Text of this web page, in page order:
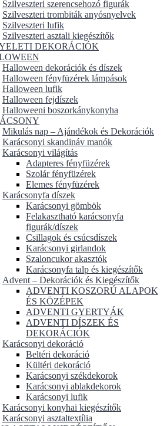
Szilveszteri szerencsehozó figurák
Szilveszteri trombiták anyósnyelvek
Szilveszteri lufik
Szilveszteri asztali kiegészítők
DEKORÁCIÓK
Halloween dekorációk és díszek
Halloween fényfüzérek lámpások
Halloween lufik
Halloween fejdíszek
Halloweeni boszorkánykonyha
Mikulás nap – Ajándékok és Dekorációk
Karácsonyi skandináv manók
Karácsonyi világítás
Adapteres fényfüzérek
Szolár fényfüzérek
Elemes fényfüzérek
Karácsonyfa díszek
Karácsonyi gömbök
Felakasztható karácsonyfa
figurák/díszek
Csillagok és csúcsdíszek
Karácsonyi girlandok
Szaloncukor akasztók
Karácsonyfa talp és kiegészítők
Advent – Dekorációk és Kiegészítők
ADVENTI KOSZORÚ ALAPOK
ÉS KÖZÉPEK
ADVENTI GYERTYÁK
ADVENTI DÍSZEK ÉS
DEKORÁCIÓK
Karácsonyi dekoráció
Beltéri dekoráció
Kültéri dekoráció
Karácsonyi székdekorok
Karácsonyi ablakdekorok
Karácsonyi lufik
Karácsonyi konyhai kiegészítők
Karácsonyi asztaltextília